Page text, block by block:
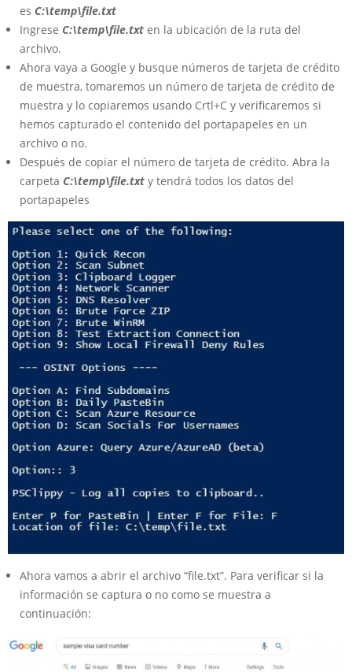
es C:\temp\file.txt
Ingrese C:\temp\file.txt en la ubicación de la ruta del
archivo.
Ahora vaya a Google y busque números de tarjeta de crédito
de muestra, tomaremos un número de tarjeta de crédito de
muestra y lo copiaremos usando Crtl+C y verificaremos si
hemos capturado el contenido del portapapeles en un
archivo o no.
Después de copiar el número de tarjeta de crédito. Abra la
carpeta C:\temp\file.txt y tendrá todos los datos del
portapapeles
Ahora vamos a abrir el archivo “file.txt”. Para verificar si la
información se captura o no como se muestra a
continuación: